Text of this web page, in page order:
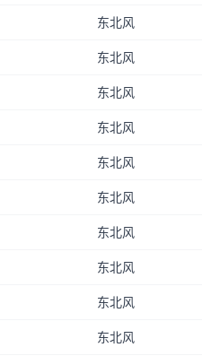
东北风
东北风
东北风
东北风
东北风
东北风
东北风
东北风
东北风
东北风